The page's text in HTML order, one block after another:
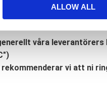
ALLOW ALL
våra leverantörers
vi att ni